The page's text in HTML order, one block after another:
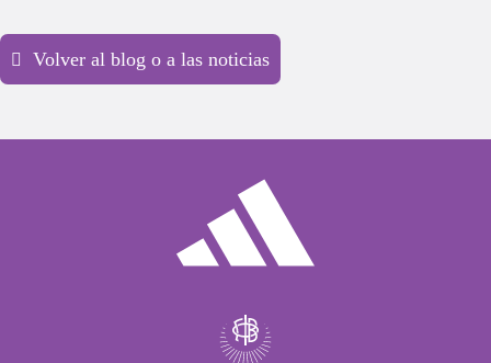
necesidad ABSOLUTA para estos días
impredecibles.
Volver al blog o a las noticias